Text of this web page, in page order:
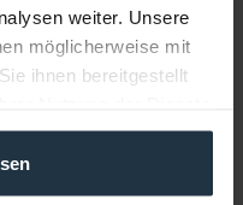
weiter. Unsere
möglicherweise mit
ihnen bereitgestellt